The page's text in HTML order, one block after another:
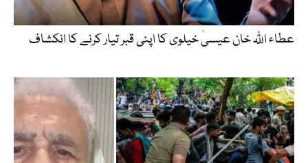
عطاء اللّٰہ خان عیسیٰ خیلوی کا اپنی قبر تیار کرنے کا انکشاف